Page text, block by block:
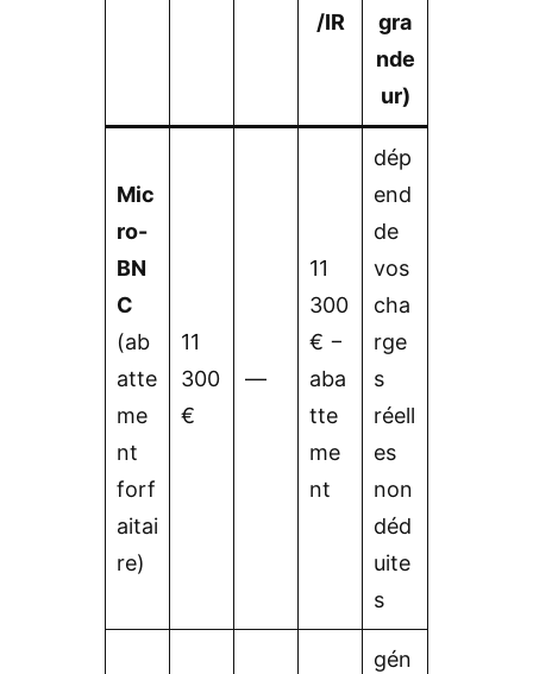
/IR
gra
nde
ur)
Mic
ro-
BN
C
(ab
atte
me
nt
forf
aitai
re)
11
300
€
—
11
300
€ −
aba
tte
me
nt
dép
end
de
vos
cha
rge
s
réell
es
non
déd
uite
s
gén